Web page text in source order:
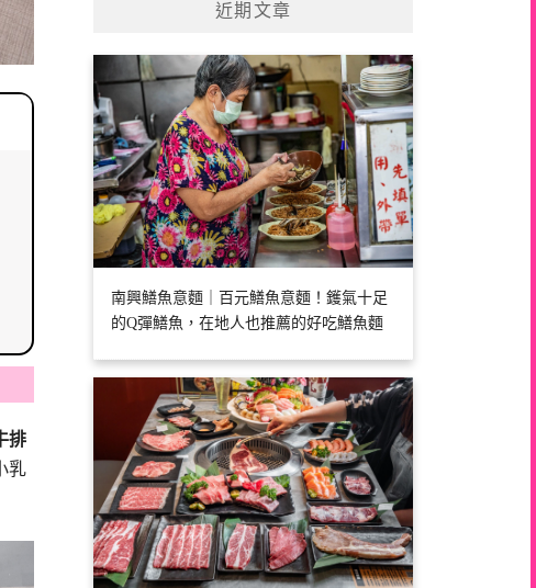
排
乳
近期文章
南興鱔魚意麵｜百元鱔魚意麵！鑊氣十足
的Q彈鱔魚，在地人也推薦的好吃鱔魚麵